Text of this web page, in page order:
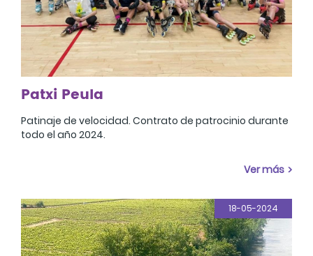
Patxi Peula
Patinaje de velocidad. Contrato de patrocinio durante
todo el año 2024.
Ver más
18-05-2024